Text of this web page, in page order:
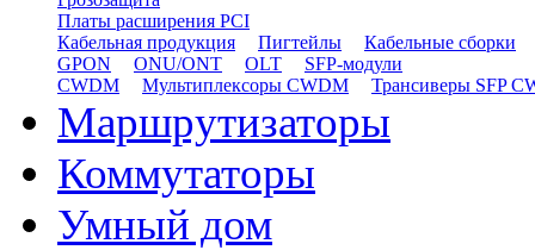
Платы расширения PCI
Кабельная продукция
Пигтейлы
Кабельные сборки
GPON
ONU/ONT OLT
SFP-модули
CWDM
Мультиплексоры CWDM Трансиверы SFP
Маршрутизаторы
Коммутаторы
Умный дом